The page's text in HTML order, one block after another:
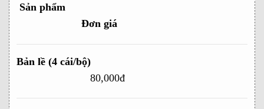
Sản phẩm
Đơn giá
Bản lề (4 cái/bộ)
80,000đ